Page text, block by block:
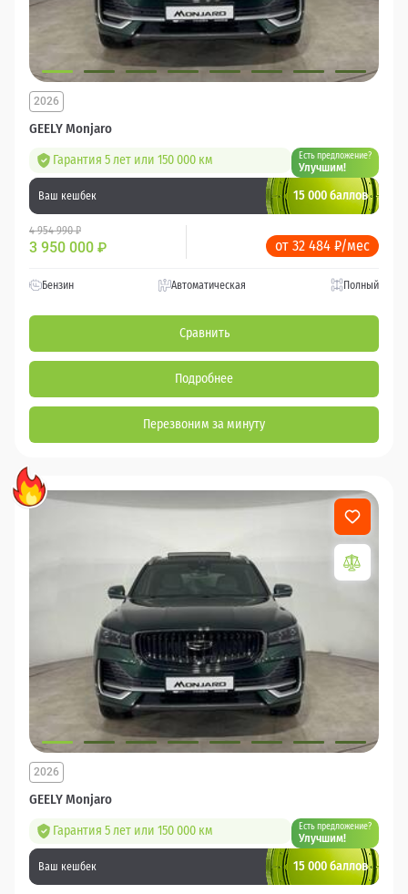
GEELY Monjaro
2026
Гарантия 5 лет или 150 000 км Есть предложение?
Улучшим!
Ваш кешбек 15 000 баллов
4 954 990 ₽
3 950 000 ₽ от 32 484 ₽/мес
Бензин Автоматическая Полный
Сравнить
Подробнее
Перезвоним за минуту
GEELY Monjaro
2026
Гарантия 5 лет или 150 000 км Есть предложение?
Улучшим!
Ваш кешбек 15 000 баллов